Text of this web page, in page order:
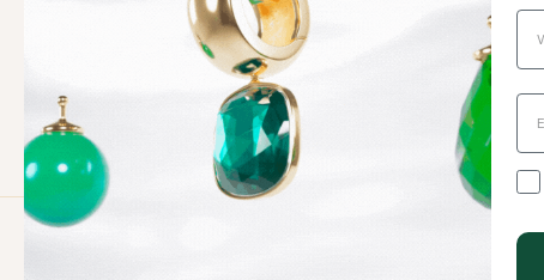
Vertrag hier widerrufen
InstagramPinterest